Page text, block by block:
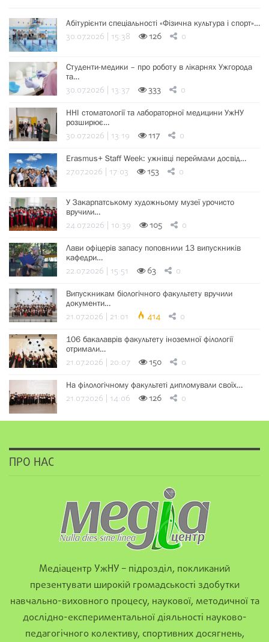
Абітурієнти спеціальності «Фізична культура і спорт»…
30.07.2026 | 15:38 126 0
Студенти-медики – про роботу в лікарнях Ужгорода
та…
30.07.2026 | 13:37 333 0
ННІ стоматології та лабораторної медицини УжНУ
розширює…
30.07.2026 | 13:19 117 0
Erasmus+ Staff Week: ужнівці переймали досвід…
27.07.2026 | 17:03 153 0
У Закарпатському художньому музеї урочисто
вручили…
24.07.2026 | 10:39 105 0
Лави офіцерів запасу поповнили 13 випускників
кафедри…
22.07.2026 | 15:51 63 0
Випускникам біологічного факультету вручили
документи…
21.07.2026 | 21:01 414 0
106 бакалаврів факультету іноземної філології
отримали…
21.07.2026 | 20:07 150 0
На філологічному факультеті дипломували своїх…
21.07.2026 | 14:06 126 0
ПРО НАС
Медіацентр УжНУ – підрозділ, покликаний
презентувати широкій громадськості здобутки
навчально-виховного процесу, наукової, методичної та
дослідно-експериментальної діяльності науково-
педагогічного колективу, спортивних досягнень,